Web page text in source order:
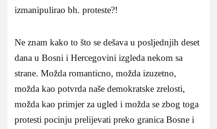
izmanipulirao bh. proteste?!
Ne znam kako to što se dešava u posljednjih deset
dana u Bosni i Hercegovini izgleda nekom sa
strane. Možda romanticno, možda izuzetno,
možda kao potvrda naše demokratske zrelosti,
možda kao primjer za ugled i možda se zbog toga
protesti pocinju prelijevati preko granica Bosne i